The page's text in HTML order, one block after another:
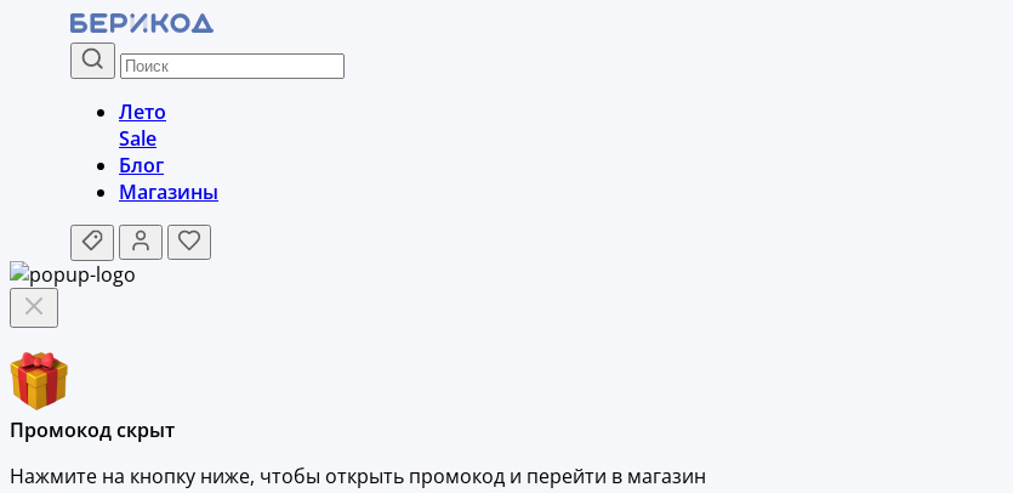
Лето
Sale
Блог
Магазины
Промокод скрыт
Нажмите на кнопку ниже, чтобы открыть промокод и перейти в магазин